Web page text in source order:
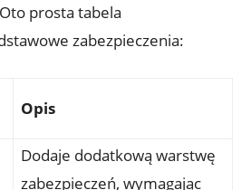
prosta tabela
zabezpieczenia:
Opis
Dodaje dodatkową warstwę
zabezpieczeń, ⁢wymagając